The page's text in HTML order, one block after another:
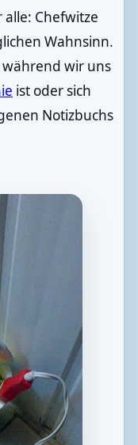
alle: Chefwitze
Wahnsinn.
wir uns
ist oder sich
Notizbuchs